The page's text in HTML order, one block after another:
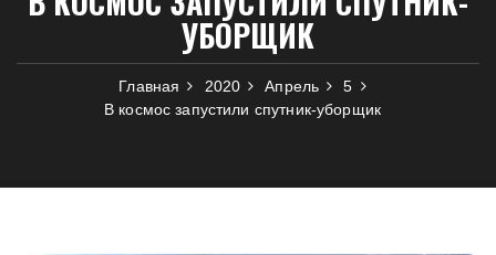
УБОРЩИК
Главная 2020 Апрель
5
В космос запустили спутник-уборщик